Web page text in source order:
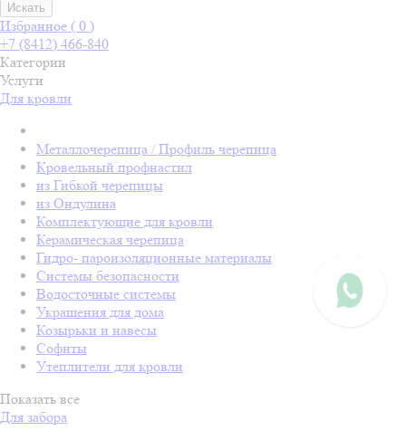
Искать
Избранное ( 0 )
+7 (8412) 466-840
Категории
Услуги
Для кровли
Металлочерепица / Профиль черепица
Кровельный профнастил
из Гибкой черепицы
из Ондулина
Комплектующие для кровли
Керамическая черепица
Гидро- пароизоляционные материалы
Системы безопасности
Водосточные системы
Украшения для дома
Козырьки и навесы
Софиты
Утеплители для кровли
Показать все
Для забора